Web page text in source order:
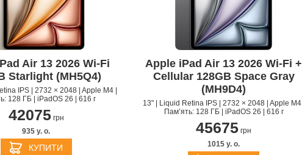
IPHONE 16 PRO APPLE IPHONE 16 PLUS
2025
APPLE MACBOOK AIR M3
2024
IPAD MINI 7 2024 APPLE IPAD AIR M2 2024
MAGIC TRACKPAD APPLE HOMEPOD MINI
Air 13 2026 Wi-Fi
Starlight (MH5Q4)
IPS | 2732 × 2048 | Apple M4 |
128 ГБ | iPadOS 26 | 616 г
42075грн
935 y. о.
КУПИТИ
Apple iPad Air 13 2026 Wi‑Fi +
Cellular 128GB Space Gray
(MH9D4)
13" | Liquid Retina IPS | 2732 × 2048 | Apple M4 |
Пам’ять: 128 ГБ | iPadOS 26 | 616 г
45675 грн
1015 y. о.